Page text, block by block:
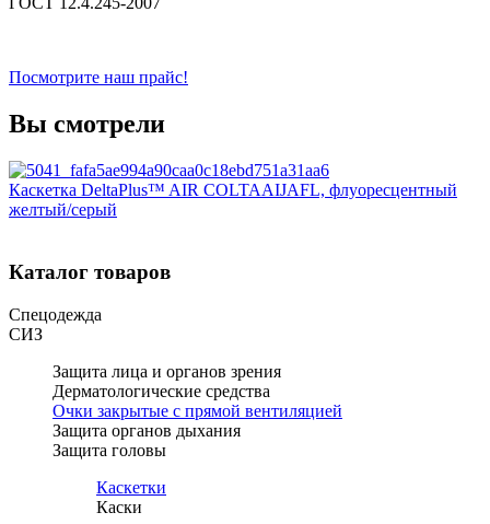
Посмотрите наш прайс!
Вы смотрели
Каскетка DeltaPlus™ AIR COLTAAIJAFL, флуоресцентный
желтый/серый
Каталог товаров
Спецодежда
СИЗ
Защита лица и органов зрения
Дерматологические средства
Очки закрытые с прямой вентиляцией
Защита органов дыхания
Защита головы
Каскетки
Каски